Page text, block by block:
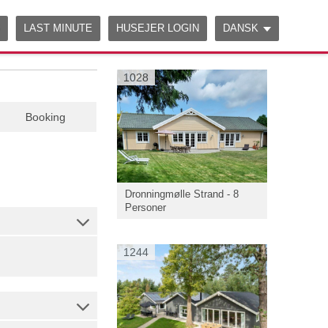
LAST MINUTE HUSEJER LOGIN DANSK
1028
Dronningmølle Strand - 8
Personer
1244
Booking